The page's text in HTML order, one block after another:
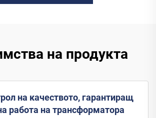
на продукта
на качеството, гарантиращ
работа на трансформатора